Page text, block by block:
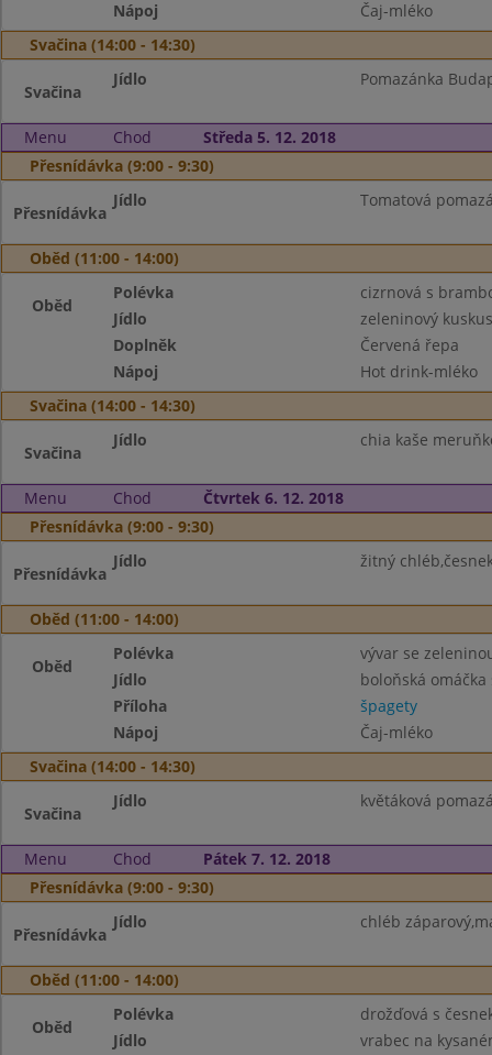
Nápoj
Čaj-mléko
Svačina (14:00 - 14:30)
Svačina
Jídlo Pomazánka
Menu Chod
Středa 5. 12. 2018
Přesnídávka (9:00 - 9:30)
Přesnídávka
Jídlo Tomatová
Oběd (11:00 - 14:00)
Oběd
Polévka
cizrnová s
Jídlo
zeleninový
Doplněk
Červená řepa
Nápoj
Hot drink-mléko
Svačina (14:00 - 14:30)
Svačina
Jídlo chia kaše
Menu Chod
Čtvrtek 6. 12. 2018
Přesnídávka (9:00 - 9:30)
Přesnídávka
Jídlo žitný
Oběd (11:00 - 14:00)
Oběd
Polévka
vývar se
Jídlo
boloňská
Příloha
špagety
Nápoj
Čaj-mléko
Svačina (14:00 - 14:30)
Svačina
Jídlo květáková
Menu Chod
Pátek 7. 12. 2018
Přesnídávka (9:00 - 9:30)
Přesnídávka
Jídlo chléb
Oběd (11:00 - 14:00)
Oběd
Polévka
drožďová s
Jídlo
vrabec na